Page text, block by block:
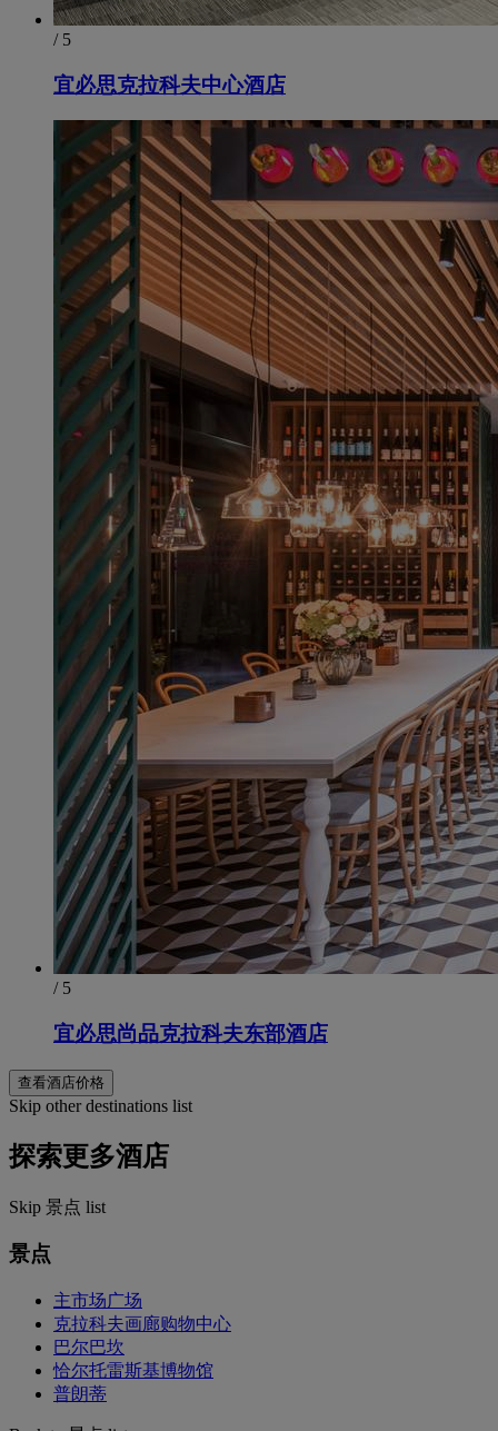
/ 5
宜必思克拉科夫中心酒店
/ 5
宜必思尚品克拉科夫东部酒店
查看酒店价格
Skip other destinations list
探索更多酒店
Skip 景点 list
景点
主市场广场
克拉科夫画廊购物中心
巴尔巴坎
恰尔托雷斯基博物馆
普朗蒂